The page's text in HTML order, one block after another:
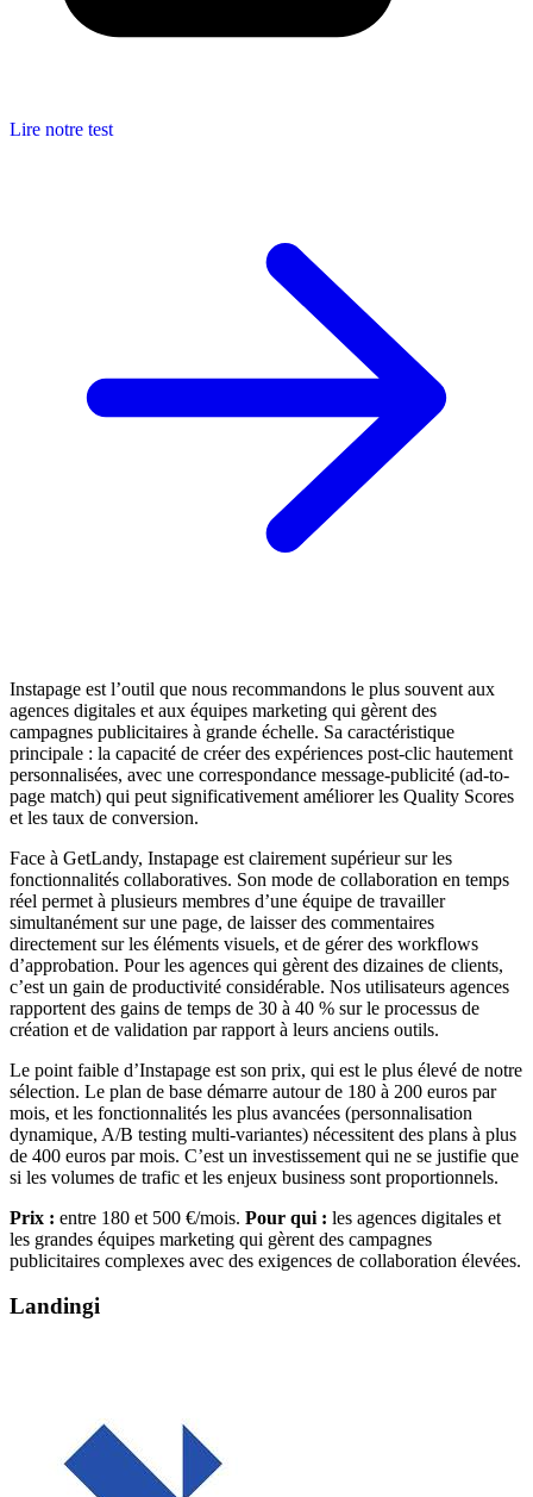
Lire notre test
Instapage est l’outil que nous recommandons le plus souvent aux
agences digitales et aux équipes marketing qui gèrent des
campagnes publicitaires à grande échelle. Sa caractéristique
principale : la capacité de créer des expériences post-clic hautement
personnalisées, avec une correspondance message-publicité (ad-to-
page match) qui peut significativement améliorer les Quality Scores
et les taux de conversion.
Face à GetLandy, Instapage est clairement supérieur sur les
fonctionnalités collaboratives. Son mode de collaboration en temps
réel permet à plusieurs membres d’une équipe de travailler
simultanément sur une page, de laisser des commentaires
directement sur les éléments visuels, et de gérer des workflows
d’approbation. Pour les agences qui gèrent des dizaines de clients,
c’est un gain de productivité considérable. Nos utilisateurs agences
rapportent des gains de temps de 30 à 40 % sur le processus de
création et de validation par rapport à leurs anciens outils.
Le point faible d’Instapage est son prix, qui est le plus élevé de notre
sélection. Le plan de base démarre autour de 180 à 200 euros par
mois, et les fonctionnalités les plus avancées (personnalisation
dynamique, A/B testing multi-variantes) nécessitent des plans à plus
de 400 euros par mois. C’est un investissement qui ne se justifie que
si les volumes de trafic et les enjeux business sont proportionnels.
Prix : entre 180 et 500 €/mois. Pour qui : les agences digitales et
les grandes équipes marketing qui gèrent des campagnes
publicitaires complexes avec des exigences de collaboration élevées.
Landingi